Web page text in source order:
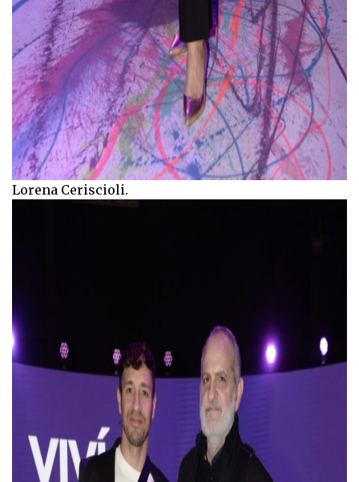
Lorena Ceriscioli.